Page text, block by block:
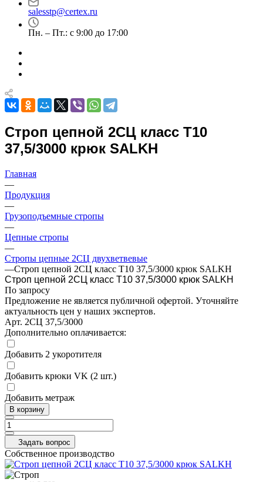
salesstp@certex.ru
Пн. – Пт.: с 9:00 до 17:00
Строп цепной 2СЦ класс Т10
37,5/3000 крюк SALKH
Главная
—
Продукция
—
Грузоподъемные стропы
—
Цепные стропы
—
Стропы цепные 2СЦ двухветвевые
—Строп цепной 2СЦ класс Т10 37,5/3000 крюк SALKH
Строп цепной 2СЦ класс Т10 37,5/3000 крюк SALKH
По запросу
Предложение не является публичной офертой. Уточняйте
актуальность цен у наших экспертов.
Арт. 2СЦ 37,5/3000
Дополнительно оплачивается:
Добавить 2 укоротителя
Добавить крюки VK (2 шт.)
Добавить метраж
В корзину
Задать вопрос
Собственное производство